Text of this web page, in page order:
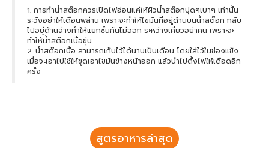
1. การทำน้ำสต๊อกควรเปิดไฟอ่อนแค่ให้ผิวน้ำสต๊อกปุดๆเบาๆ เท่านั้น
ระวังอย่าให้เดือนพล่าน เพราะจะทำให้ไขมันที่อยู่ด้านบนน้ำสต๊อก กลับ
ไปอยู่ด้านล่างทำให้แยกชั้นกันไม่ออก ระหว่างเคี่ยวอย่าคน เพราะจะ
ทำให้น้ำสต๊อกเนื้อขุ่น
2. น้ำสต๊อกเนื้อ สามารถเก็บไว้ได้นานเป็นเดือน โดยใส่ไว้ในช่องแข็ง
เมื่อจะเอาไปใช้ให้ขูดเอาไขมันข้างหน้าออก แล้วนำไปตั้งไฟให้เดือดอีก
ครั้ง
สูตรอาหารล่าสุด